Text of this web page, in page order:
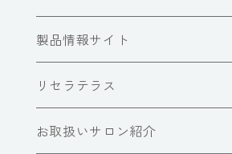
製品情報サイト
リセラテラス
お取扱いサロン紹介